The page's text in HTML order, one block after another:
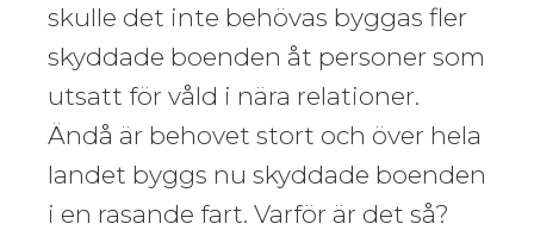
skulle det inte behövas byggas fler
skyddade boenden åt personer som
utsatt för våld i nära relationer.
Ändå är behovet stort och över hela
landet byggs nu skyddade boenden
i en rasande fart. Varför är det så?